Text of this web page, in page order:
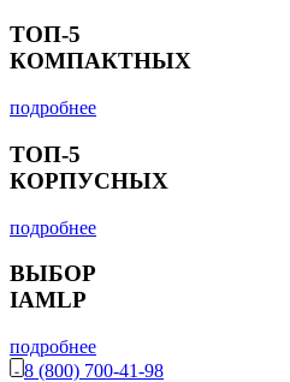
ТОП-5
КОМПАКТНЫХ
подробнее
ТОП-5
КОРПУСНЫХ
подробнее
ВЫБОР
IAMLP
подробнее
8 (800) 700-41-98